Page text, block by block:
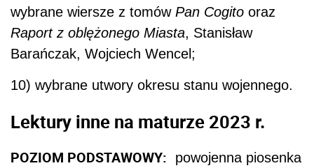
wybrane wiersze z tomów Pan Cogito oraz
Raport z oblężonego Miasta, Stanisław
Barańczak, Wojciech Wencel;
10) wybrane utwory okresu stanu wojennego.
Lektury inne na maturze 2023 r.
POZIOM PODSTAWOWY: powojenna piosenka